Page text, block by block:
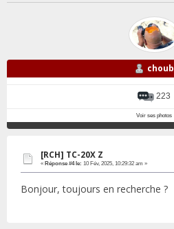
choub
223
Voir ses photos
[RCH] TC-20X Z
« Réponse #4 le: 10 Fév, 2025, 10:29:32 am »
Bonjour, toujours en recherche ?